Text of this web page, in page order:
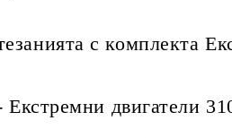
с комплекта
двигатели